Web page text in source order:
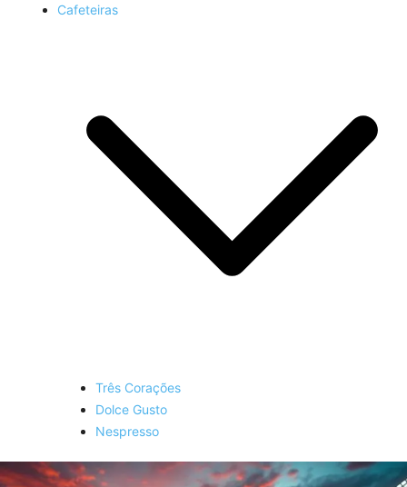
Cafeteiras
Três Corações
Dolce Gusto
Nespresso